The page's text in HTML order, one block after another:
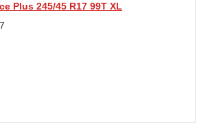
Plus 245/45 R17 99T XL